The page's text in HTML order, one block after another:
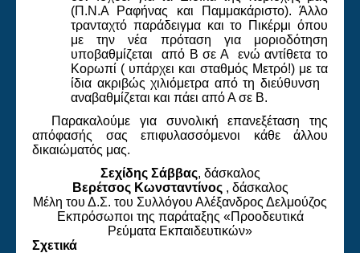
(Π.Ν.Α Ραφήνας και Παμμακάριστο). Άλλο
τρανταχτό παράδειγμα και το Πικέρμι όπου
με την νέα πρόταση για μοριοδότηση
υποβαθμίζεται
από Β σε Α
ενώ αντίθετα το
Κορωπί ( υπάρχει και σταθμός Μετρό!) με τα
ίδια ακριβώς χιλιόμετρα από τη διεύθυνση
αναβαθμίζεται και πάει από Α σε Β.
Παρακαλούμε για συνολική επανεξέταση της
απόφασής σας επιφυλασσόμενοι κάθε άλλου
δικαιώματός μας.
Σεχίδης Σάββας, δάσκαλος
Βερέτσος Κωνσταντίνος, δάσκαλος
Μέλη του Δ.Σ. του Συλλόγου Αλέξανδρος Δελμούζος
Εκπρόσωποι της παράταξης «Προοδευτικά
Ρεύματα Εκπαιδευτικών»
Σχετικά